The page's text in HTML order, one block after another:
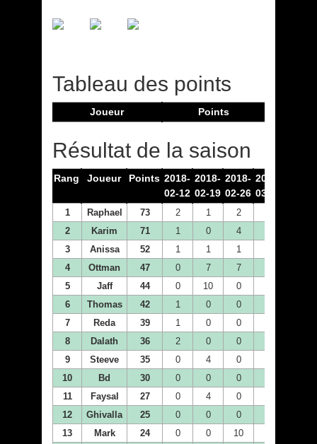
Tableau des points
Joueur Points
Résultat de la saison
Rang Joueur Points 2018-
02-12
2018-
02-19
2018-
02-26
2018-
03-05
1 Raphael 73 2 1 2
2
Karim 71 1 0 4
3
Anissa 52 1 1 1
4
Ottman 47 0 7 7
5
Jaff 44 0 10 0
6
Thomas 42 1 0 0
7
Reda 39 1 0 0
8
Dalath 36 2 0 0
9
Steeve 35 0 4 0
10
Bd 30 0 0 0
11
Faysal 27 0 4 0
12
Ghivalla 25 0 0 0
13
Mark 24 0 0 10